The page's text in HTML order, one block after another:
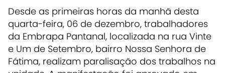
Desde as primeiras horas da manhã desta
quarta-feira, 06 de dezembro, trabalhadores
da Embrapa Pantanal, localizada na rua Vinte
e Um de Setembro, bairro Nossa Senhora de
Fátima, realizam paralisação dos trabalhos na